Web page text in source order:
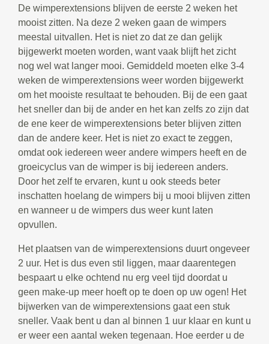
De wimperextensions blijven de eerste 2 weken het
mooist zitten. Na deze 2 weken gaan de wimpers
meestal uitvallen. Het is niet zo dat ze dan gelijk
bijgewerkt moeten worden, want vaak blijft het zicht
nog wel wat langer mooi. Gemiddeld moeten elke 3-4
weken de wimperextensions weer worden bijgewerkt
om het mooiste resultaat te behouden. Bij de een gaat
het sneller dan bij de ander en het kan zelfs zo zijn dat
de ene keer de wimperextensions beter blijven zitten
dan de andere keer. Het is niet zo exact te zeggen,
omdat ook iedereen weer andere wimpers heeft en de
groeicyclus van de wimper is bij iedereen anders.
Door het zelf te ervaren, kunt u ook steeds beter
inschatten hoelang de wimpers bij u mooi blijven zitten
en wanneer u de wimpers dus weer kunt laten
opvullen.
Het plaatsen van de wimperextensions duurt ongeveer
2 uur. Het is dus even stil liggen, maar daarentegen
bespaart u elke ochtend nu erg veel tijd doordat u
geen make-up meer hoeft op te doen op uw ogen! Het
bijwerken van de wimperextensions gaat een stuk
sneller. Vaak bent u dan al binnen 1 uur klaar en kunt u
er weer een aantal weken tegenaan. Hoe eerder u de